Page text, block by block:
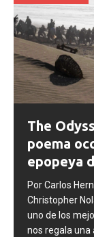
The
poema
epopeya
Por Carlos
Christopher
uno de los
nos regala